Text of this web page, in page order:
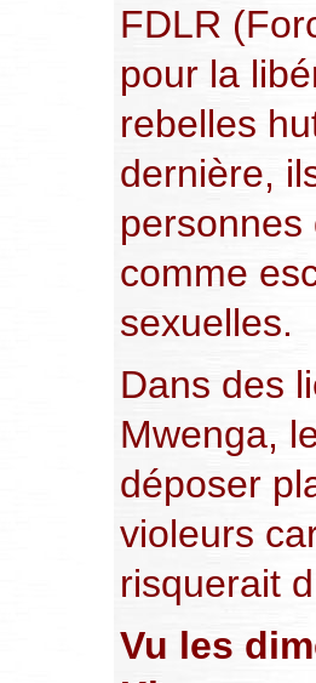
FDLR
pour la
rebelles
dernière,
comme
sexuelles.
Dans des
Mwenga,
déposer
violeurs
risquerait
Vu les